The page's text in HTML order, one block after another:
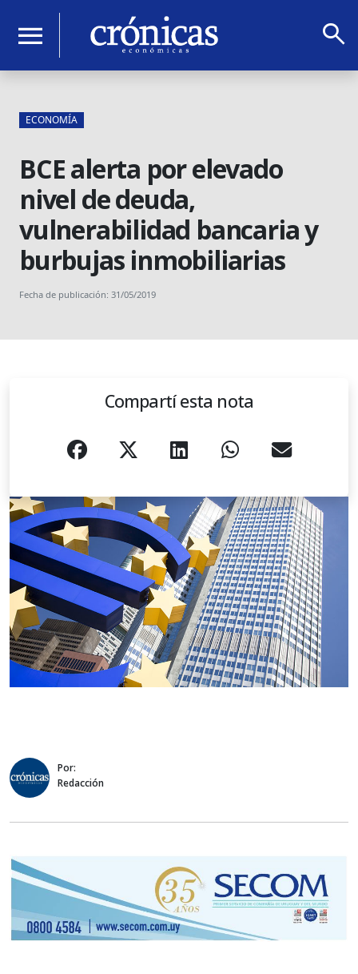
menu search
ECONOMÍA
BCE alerta por elevado
nivel de deuda,
vulnerabilidad bancaria y
burbujas inmobiliarias
Fecha de publicación: 31/05/2019
Compartí esta nota
Por:
Redacción